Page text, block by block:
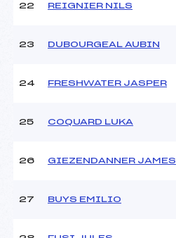
22 REIGNIER NILS
23 DUBOURGEAL AUBIN
24 FRESHWATER JASPER
25 COQUARD LUKA
26 GIEZENDANNER JAMES
27 BUYS EMILIO